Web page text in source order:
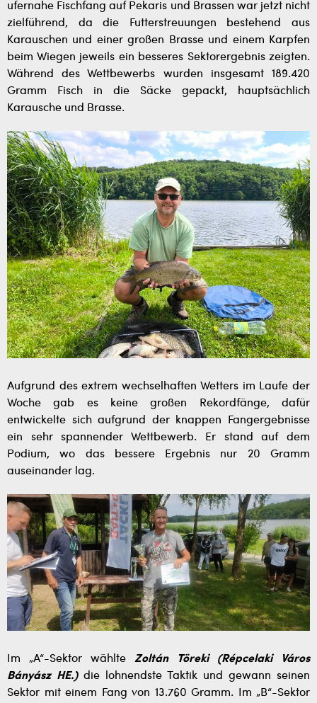
ufernahe Fischfang auf Pekaris und Brassen war jetzt nicht
zielführend, da die Futterstreuungen bestehend aus
Karauschen und einer großen Brasse und einem Karpfen
beim Wiegen jeweils ein besseres Sektorergebnis zeigten.
Während des Wettbewerbs wurden insgesamt 189.420
Gramm Fisch in die Säcke gepackt, hauptsächlich
Karausche und Brasse.
Aufgrund des extrem wechselhaften Wetters im Laufe der
Woche gab es keine großen Rekordfänge, dafür
entwickelte sich aufgrund der knappen Fangergebnisse
ein sehr spannender Wettbewerb. Er stand auf dem
Podium, wo das bessere Ergebnis nur 20 Gramm
auseinander lag.
Im „A“-Sektor wählte Zoltán Töreki (Répcelaki Város
Bányász HE.)die lohnendste Taktik und gewann seinen
Sektor mit einem Fang von 13.760 Gramm. Im „B“-Sektor